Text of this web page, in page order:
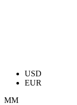
USD
EUR
ММ